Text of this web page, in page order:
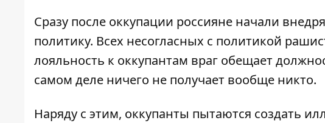
Сразу после оккупации россияне начали
политику. Всех несогласных с политикой
лояльность к оккупантам враг обещает
самом деле ничего не получает вообще никто.
Наряду с этим, оккупанты пытаются создать